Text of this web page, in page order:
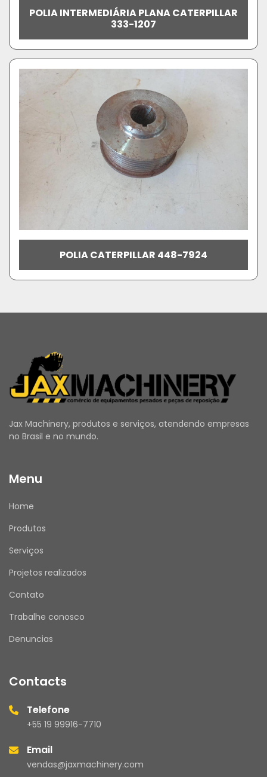
POLIA INTERMEDIÁRIA PLANA CATERPILLAR
333-1207
POLIA CATERPILLAR 448-7924
Jax Machinery, produtos e serviços, atendendo empresas
no Brasil e no mundo.
Menu
Home
Produtos
Serviços
Projetos realizados
Contato
Trabalhe conosco
Denuncias
Contacts
Telefone
+55 19 99916-7710
Email
vendas@jaxmachinery.com